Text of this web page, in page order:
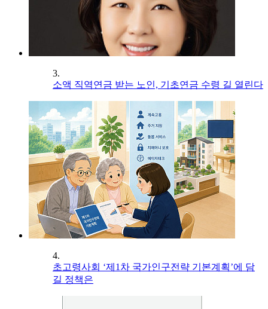
3.
소액 직역연금 받는 노인, 기초연금 수령 길 열린다
4.
초고령사회 ‘제1차 국가인구전략 기본계획’에 담
길 정책은